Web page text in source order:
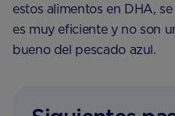
estos alimentos en DHA,
es muy eficiente y no son
bueno del pescado azul.